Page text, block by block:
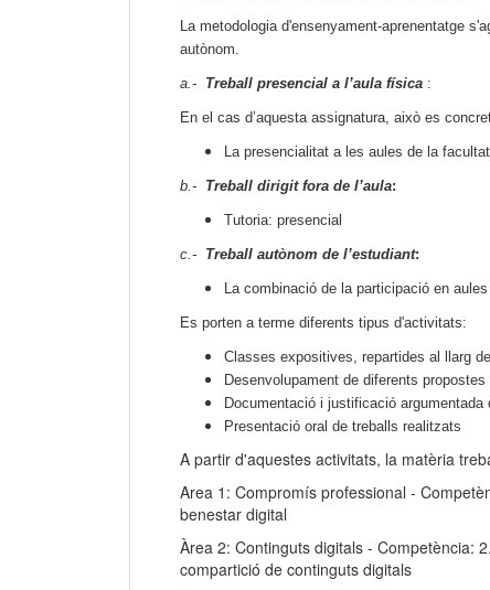
La metodologia d'ensenyament-aprenentatge
autònom.
a.- Treball presencial a l’aula física :
En el cas d’aquesta assignatura, això es
La presencialitat a les aules de la
b.- Treball dirigit fora de l’aula:
Tutoria: presencial
c.- Treball autònom de l’estudiant:
La combinació de la participació en
Es porten a terme diferents tipus d'activitats:
Classes expositives, repartides al llarg
Desenvolupament de diferents
Documentació i justificació
Presentació oral de treballs realitzats
A partir d'aquestes activitats, la matèria
Area 1: Compromís professional -
benestar digital
Àrea 2: Continguts digitals - Competència:
compartició de continguts digitals